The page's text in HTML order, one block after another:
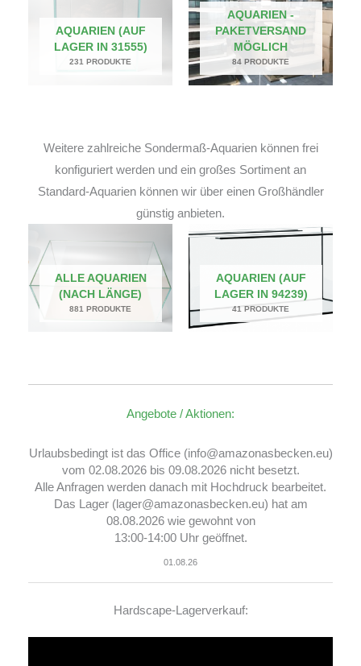
AQUARIEN (AUF
LAGER IN 31555)
231 PRODUKTE
AQUARIEN -
PAKETVERSAND
MÖGLICH
84 PRODUKTE
Weitere zahlreiche Sondermaß-Aquarien können frei
konfiguriert werden und ein großes Sortiment an
Standard-Aquarien können wir über einen Großhändler
günstig anbieten.
ALLE AQUARIEN
(NACH LÄNGE)
881 PRODUKTE
AQUARIEN (AUF
LAGER IN 94239)
41 PRODUKTE
Angebote / Aktionen:
Urlaubsbedingt ist das Office (info@amazonasbecken.eu)
vom 02.08.2026 bis 09.08.2026 nicht besetzt.
Alle Anfragen werden danach mit Hochdruck bearbeitet.
Das Lager (lager@amazonasbecken.eu) hat am
08.08.2026 wie gewohnt von
13:00-14:00 Uhr geöffnet.
01.08.26
Hardscape-Lagerverkauf: